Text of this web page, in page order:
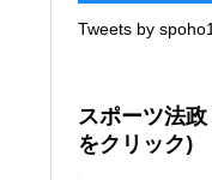
Tweets by
スポーツ法
をクリック)